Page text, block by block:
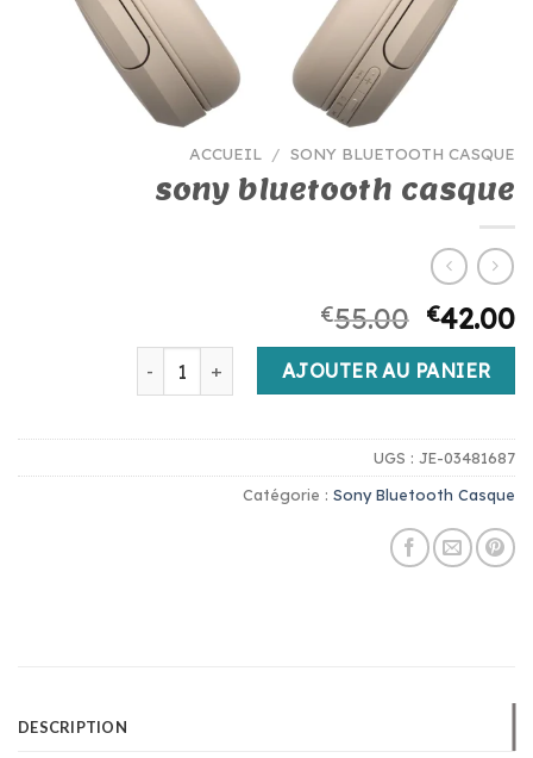
ACCUEIL / SONY BLUETOOTH CASQUE
sony bluetooth casque
€55.00 €42.00
quantité de sony bluetooth casque
AJOUTER AU PANIER
UGS : JE-03481687
Catégorie : Sony Bluetooth Casque
DESCRIPTION